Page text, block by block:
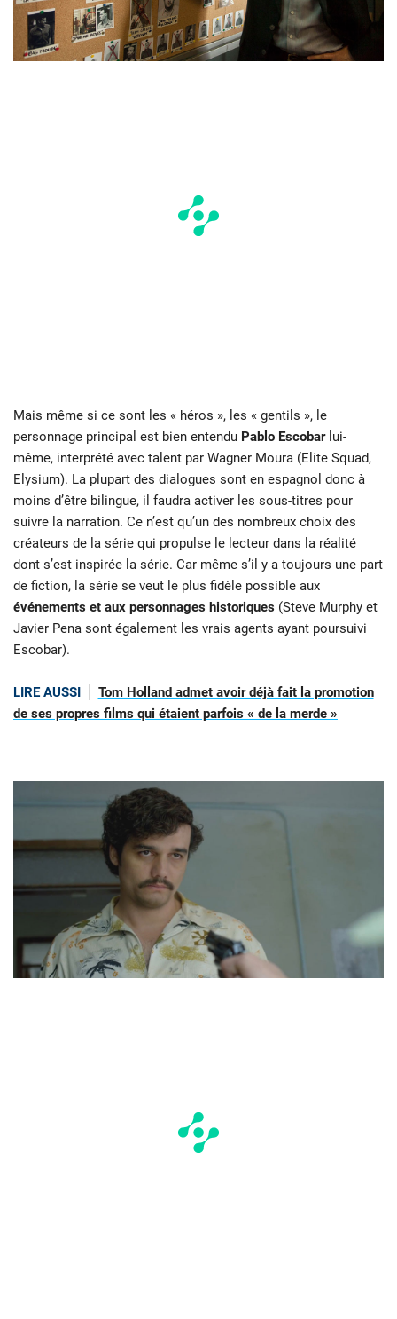
Mais même si ce sont les « héros », les « gentils », le
personnage principal est bien entendu Pablo Escobarlui-
même, interprété avec talent par Wagner Moura (Elite Squad,
Elysium). La plupart des dialogues sont en espagnol donc à
moins d’être bilingue, il faudra activer les sous-titres pour
suivre la narration. Ce n’est qu’un des nombreux choix des
créateurs de la série qui propulse le lecteur dans la réalité
dont s’est inspirée la série. Car même s’il y a toujours une part
de fiction, la série se veut le plus fidèle possible aux
événements et aux personnages historiques (Steve Murphy et
Javier Pena sont également les vrais agents ayant poursuivi
Escobar).
LIRE AUSSI
Tom Holland admet avoir déjà fait la promotion
de ses propres films qui étaient parfois « de la merde »